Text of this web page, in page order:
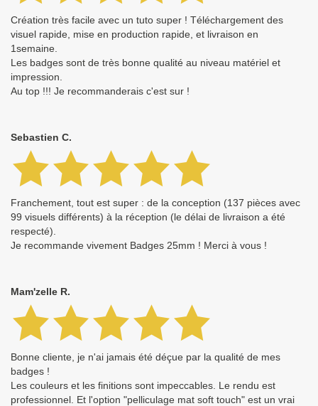
Création très facile avec un tuto super ! Téléchargement des
visuel rapide, mise en production rapide, et livraison en
1semaine.
Les badges sont de très bonne qualité au niveau matériel et
impression.
Au top !!! Je recommanderais c'est sur !
Sebastien C.
Franchement, tout est super : de la conception (137 pièces avec
99 visuels différents) à la réception (le délai de livraison a été
respecté).
Je recommande vivement Badges 25mm ! Merci à vous !
Mam'zelle R.
Bonne cliente, je n'ai jamais été déçue par la qualité de mes
badges !
Les couleurs et les finitions sont impeccables. Le rendu est
professionnel. Et l'option "pelliculage mat soft touch" est un vrai